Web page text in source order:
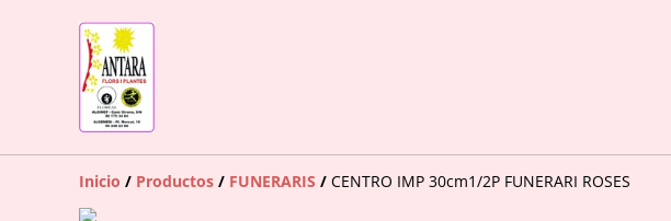
Inicio / Productos / FUNERARIS / CENTRO IMP 30cm1/2P FUNERARI ROSES